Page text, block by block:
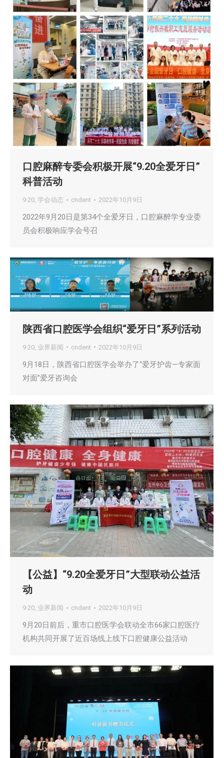
口腔麻醉专委会积极开展“9.20全爱牙日”
科普活动
9·20, 学会动态 cndent 2022年10月9日
2022年9月20日是第34个全爱牙日，口腔麻醉学专业委
员会积极响应学会号召
陕西省口腔医学会组织“爱牙日”系列活动
9·20 业界新闻 cndent 2022年10月9日
9月18日，陕西省口腔医学会举办了“爱牙护齿—专家面
对面”爱牙咨询会
【公益】“9.20全爱牙日”大型联动公益活
动
9·20, 业界新闻 cndent 2022年10月9日
9月20日前后，重市口腔医学会联动全市66家口腔医疗
机构共同开展了近百场线上线下口腔健康公益活动